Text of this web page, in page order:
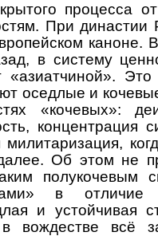
процесса
При
каноне.
в систему
«азиатчиной».
оседлые и
«кочевых»:
концентрация
Об этом не
полукочевым
в отличие
и устойчивая
вождестве всё